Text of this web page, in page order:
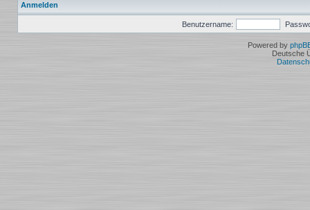
Anmelden
Benutzername:
Powered by
Deutsche